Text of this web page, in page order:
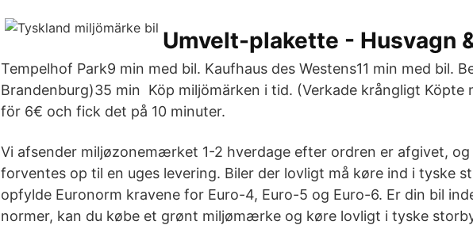
Umvelt-plakette - Husvagn
Tempelhof Park9 min med bil. Kaufhaus des Westens11 min med bil.
Brandenburg)35 min Köp miljömärken i tid. (Verkade krångligt Köpte
för 6€ och fick det på 10 minuter.
Vi afsender miljøzonemærket 1-2 hverdage efter ordren er afgivet,
forventes op til en uges levering. Biler der lovligt må køre ind i tyske
opfylde Euronorm kravene for Euro-4, Euro-5 og Euro-6. Er din bil
normer, kan du købe et grønt miljømærke og køre lovligt i tyske